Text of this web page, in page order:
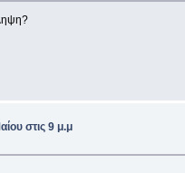
στις 9 μ.μ